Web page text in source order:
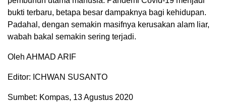
bukti terbaru, betapa besar dampaknya bagi kehidupan.
Padahal, dengan semakin masifnya kerusakan alam liar,
wabah bakal semakin sering terjadi.
Oleh AHMAD ARIF
Editor: ICHWAN SUSANTO
Sumbet: Kompas, 13 Agustus 2020